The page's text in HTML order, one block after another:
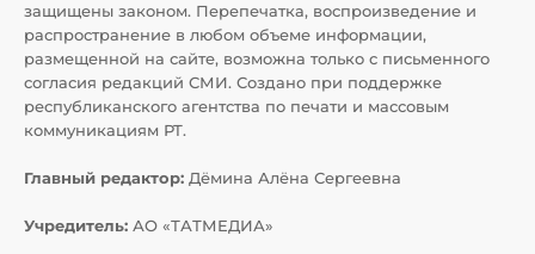
защищены законом. Перепечатка, воспроизведение и
распространение в любом объеме информации,
размещенной на сайте, возможна только с письменного
согласия редакций СМИ. Создано при поддержке
республиканского агентства по печати и массовым
коммуникациям РТ.
Главный редактор: Дёмина Алёна Сергеевна
Учредитель: АО «ТАТМЕДИА»